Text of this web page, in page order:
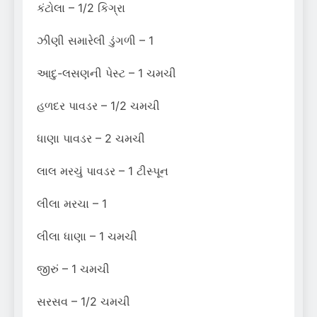
કંટોલા – 1/2 કિગ્રા
ઝીણી સમારેલી ડુંગળી – 1
આદુ-લસણની પેસ્ટ – 1 ચમચી
હળદર પાવડર – 1/2 ચમચી
ધાણા પાવડર – 2 ચમચી
લાલ મરચું પાવડર – 1 ટીસ્પૂન
લીલા મરચા – 1
લીલા ધાણા – 1 ચમચી
જીરું – 1 ચમચી
સરસવ – 1/2 ચમચી